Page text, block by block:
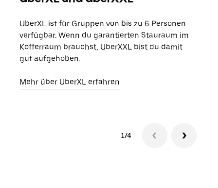
UberXL ist für Gruppen von bis zu 6 Personen
verfügbar. Wenn du garantierten Stauraum im
Kofferraum brauchst, UberXXL bist du damit
gut aufgehoben.
Mehr über UberXL erfahren
1/4